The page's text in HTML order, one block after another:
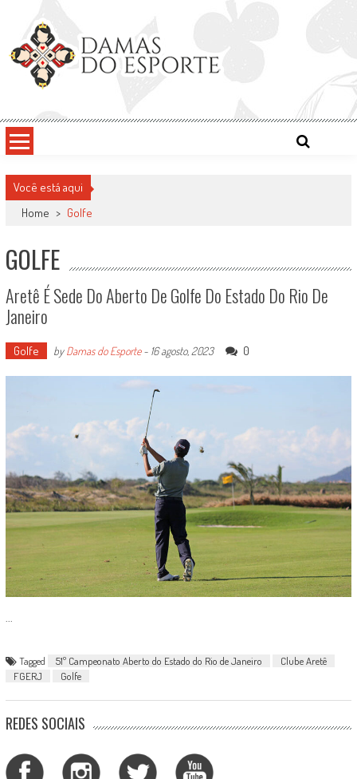
content
Damas do Esporte
Você está aqui
Home > Golfe
GOLFE
Aretê É Sede Do Aberto De Golfe Do Estado Do Rio De
Janeiro
Golfe byDamas do Esporte- 16 agosto, 2023 0
Tagged 51º Campeonato Aberto do Estado do Rio de Janeiro
Clube Aretê
FGERJ
Golfe
REDES SOCIAIS